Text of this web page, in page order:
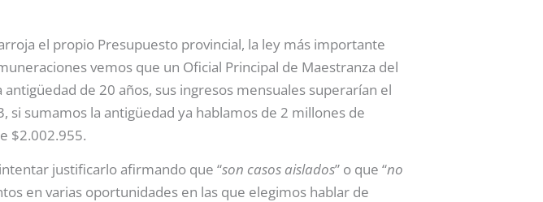
el propio Presupuesto provincial, la ley más importante
vemos que un Oficial Principal de Maestranza del
de 20 años, sus ingresos mensuales superarían el
si sumamos la antigüedad ya hablamos de 2 millones de
$2.002.955.
justificarlo afirmando que “son casos aislados” o que “no
en varias oportunidades en las que elegimos hablar de